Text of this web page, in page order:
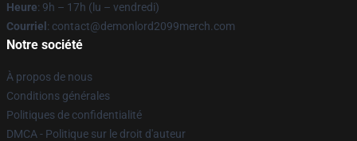
Heure: 9h – 17h (lu – vendredi)
Courriel : contact@demonlord2099merch.com
Notre société
À propos de nous
Conditions générales
Politiques de confidentialité
DMCA - Politique sur le droit d'auteur